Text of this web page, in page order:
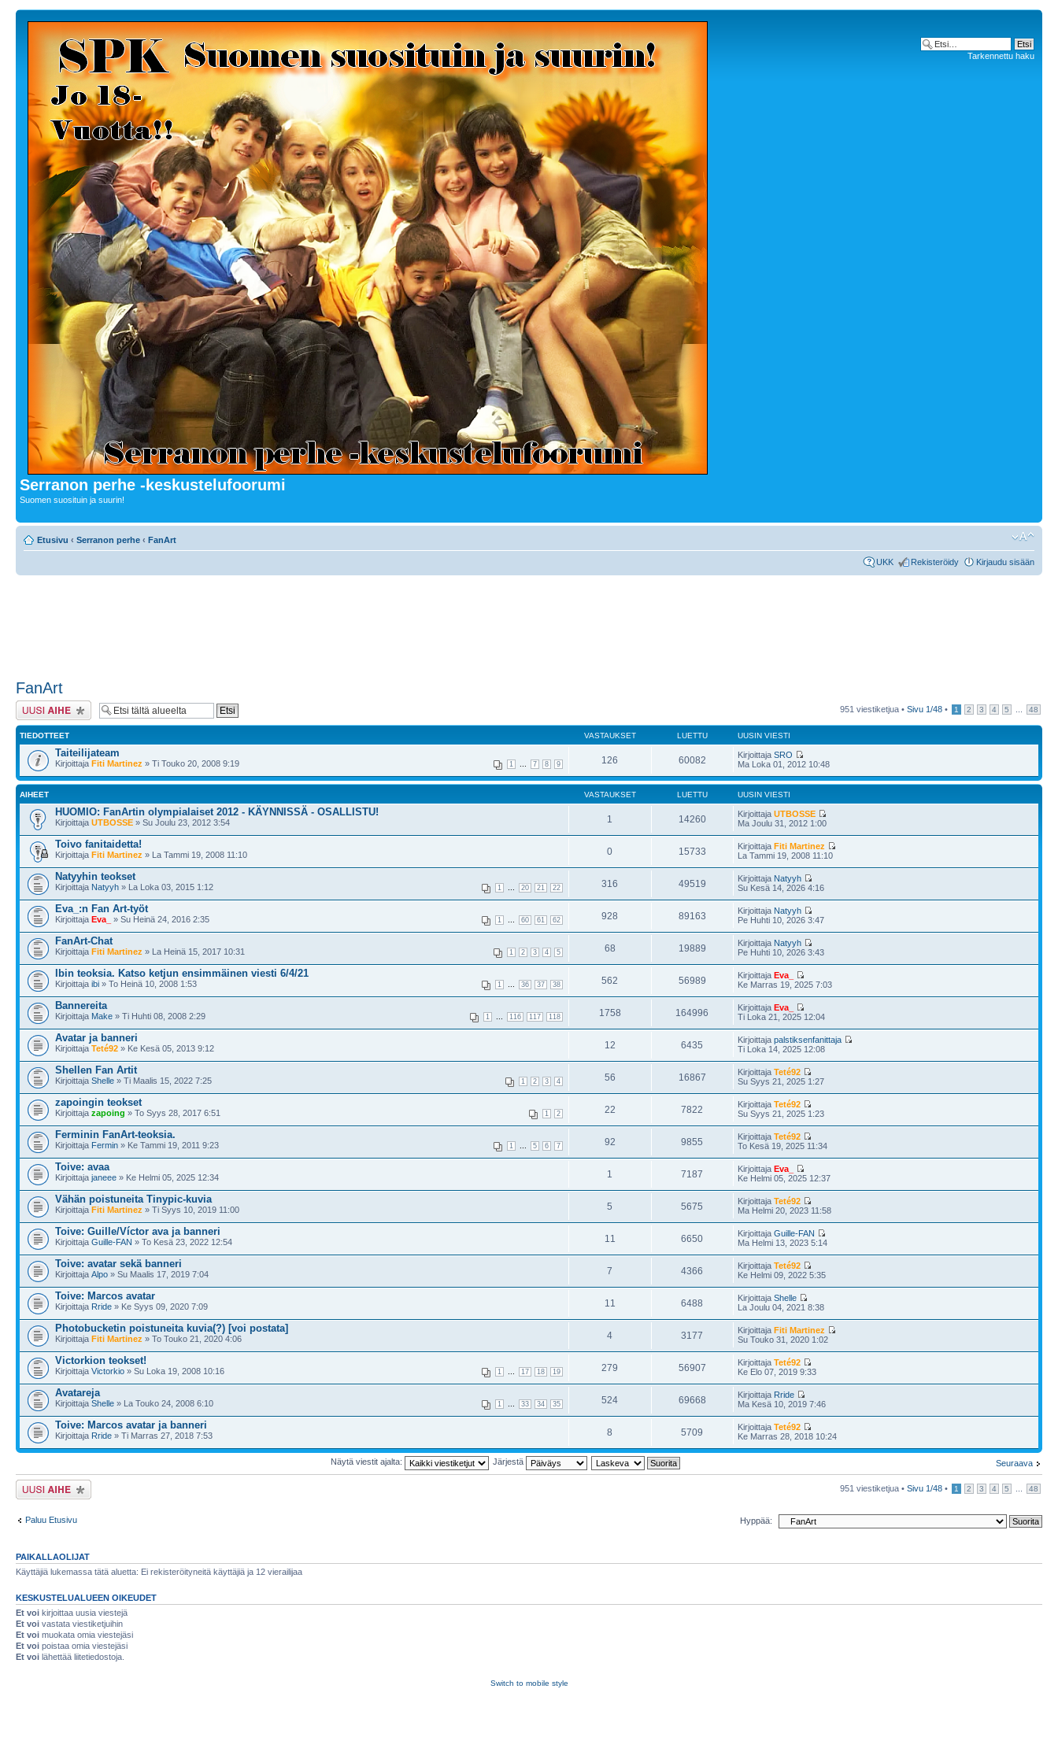
Serranon perhe -keskustelufoorumi
Suomen suosituin ja suurin!
Tarkennettu haku
Etusivu ‹ Serranon perhe ‹ FanArt
UKK Rekisteröidy Kirjaudu sisään
FanArt
Lähetä uusi viesti 951 viestiketjua • Sivu 1/48 • 1 2 3 4 5 48
TIEDOTTEET VASTAUKSET LUETTU UUSIN VIESTI
Taiteilijateam
1 7 8 9
Kirjoittaja Fiti Martinez » Ti Touko 20, 2008 9:19 126 60082 KirjoittajaSRO
Ma Loka 01, 2012 10:48
AIHEET VASTAUKSET LUETTU UUSIN VIESTI
HUOMIO: FanArtin olympialaiset 2012 - KÄYNNISSÄ - OSALLISTU!
Kirjoittaja UTBOSSE » Su Joulu 23, 2012 3:54 1 14260 KirjoittajaUTBOSSE
Ma Joulu 31, 2012 1:00
Toivo fanitaidetta!
Kirjoittaja Fiti Martinez » La Tammi 19, 2008 11:10 0 15733 KirjoittajaFiti Martinez
La Tammi 19, 2008 11:10
Natyyhin teokset
1 20 21 22
Kirjoittaja Natyyh » La Loka 03, 2015 1:12 316 49519 Kirjoittaja Natyyh
Su Kesä 14, 2026 4:16
Eva_:n Fan Art-työt
1 60 61 62
Kirjoittaja Eva_ » Su Heinä 24, 2016 2:35 928 89163 Kirjoittaja Natyyh
Pe Huhti 10, 2026 3:47
FanArt-Chat
1 2 3 4 5
Kirjoittaja Fiti Martinez » La Heinä 15, 2017 10:31 68 19889 Kirjoittaja Natyyh
Pe Huhti 10, 2026 3:43
Ibin teoksia. Katso ketjun ensimmäinen viesti 6/4/21
1 36 37 38
Kirjoittaja ibi » To Heinä 10, 2008 1:53 562 56989 KirjoittajaEva_
Ke Marras 19, 2025 7:03
Bannereita
1 116 117 118
Kirjoittaja Make » Ti Huhti 08, 2008 2:29 1758 164996 KirjoittajaEva_
Ti Loka 21, 2025 12:04
Avatar ja banneri
Kirjoittaja Teté92 » Ke Kesä 05, 2013 9:12 12 6435 Kirjoittajapalstiksenfanittaja
Ti Loka 14, 2025 12:08
Shellen Fan Artit
1 2 3 4
Kirjoittaja Shelle » Ti Maalis 15, 2022 7:25 56 16867 KirjoittajaTeté92
Su Syys 21, 2025 1:27
zapoingin teokset
1 2
Kirjoittaja zapoing » To Syys 28, 2017 6:51 22 7822 KirjoittajaTeté92
Su Syys 21, 2025 1:23
Ferminin FanArt-teoksia.
1 5 6 7
Kirjoittaja Fermin » Ke Tammi 19, 2011 9:23 92 9855 KirjoittajaTeté92
To Kesä 19, 2025 11:34
Toive: avaa
Kirjoittaja janeee » Ke Helmi 05, 2025 12:34 1 7187 KirjoittajaEva_
Ke Helmi 05, 2025 12:37
Vähän poistuneita Tinypic-kuvia
Kirjoittaja Fiti Martinez » Ti Syys 10, 2019 11:00 5 5675 KirjoittajaTeté92
Ma Helmi 20, 2023 11:58
Toive: Guille/Víctor ava ja banneri
Kirjoittaja Guille-FAN » To Kesä 23, 2022 12:54 11 6650 KirjoittajaGuille-FAN
Ma Helmi 13, 2023 5:14
Toive: avatar sekä banneri
Kirjoittaja Alpo » Su Maalis 17, 2019 7:04 7 4366 KirjoittajaTeté92
Ke Helmi 09, 2022 5:35
Toive: Marcos avatar
Kirjoittaja Rride » Ke Syys 09, 2020 7:09 11 6488 KirjoittajaShelle
La Joulu 04, 2021 8:38
Photobucketin poistuneita kuvia(?) [voi postata]
Kirjoittaja Fiti Martinez » To Touko 21, 2020 4:06 4 3177 KirjoittajaFiti Martinez
Su Touko 31, 2020 1:02
Victorkion teokset!
1 17 18 19
Kirjoittaja Victorkio » Su Loka 19, 2008 10:16 279 56907 KirjoittajaTeté92
Ke Elo 07, 2019 9:33
Avatareja
1 33 34 35
Kirjoittaja Shelle » La Touko 24, 2008 6:10 524 69668 Kirjoittaja Rride
Ma Kesä 10, 2019 7:46
Toive: Marcos avatar ja banneri
Kirjoittaja Rride » Ti Marras 27, 2018 7:53 8 5709 KirjoittajaTeté92
Ke Marras 28, 2018 10:24
Seuraava
Näytä viestit ajalta: Järjestä
Lähetä uusi viesti 951 viestiketjua • Sivu 1/48 • 1 2 3 4 5 48
Paluu Etusivu Hyppää:
PAIKALLAOLIJAT
Käyttäjiä lukemassa tätä aluetta: Ei rekisteröityneitä käyttäjiä ja 12 vierailijaa
KESKUSTELUALUEEN OIKEUDET
Et voi kirjoittaa uusia viestejä
Et voi vastata viestiketjuihin
Et voi muokata omia viestejäsi
Et voi poistaa omia viestejäsi
Et voi lähettää liitetiedostoja.
Switch to mobile style